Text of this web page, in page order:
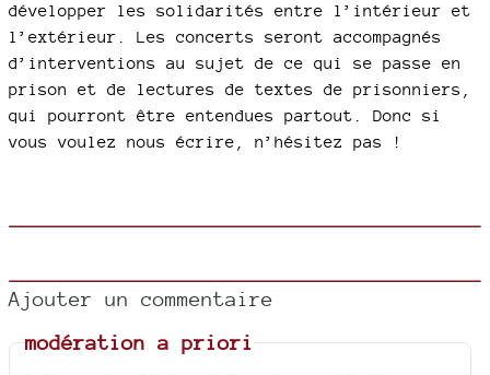
développer les solidarités entre l’intérieur et
l’extérieur. Les concerts seront accompagnés
d’interventions au sujet de ce qui se passe en
prison et de lectures de textes de prisonniers,
qui pourront être entendues partout. Donc si
vous voulez nous écrire, n’hésitez pas !
Ajouter un commentaire
modération a priori